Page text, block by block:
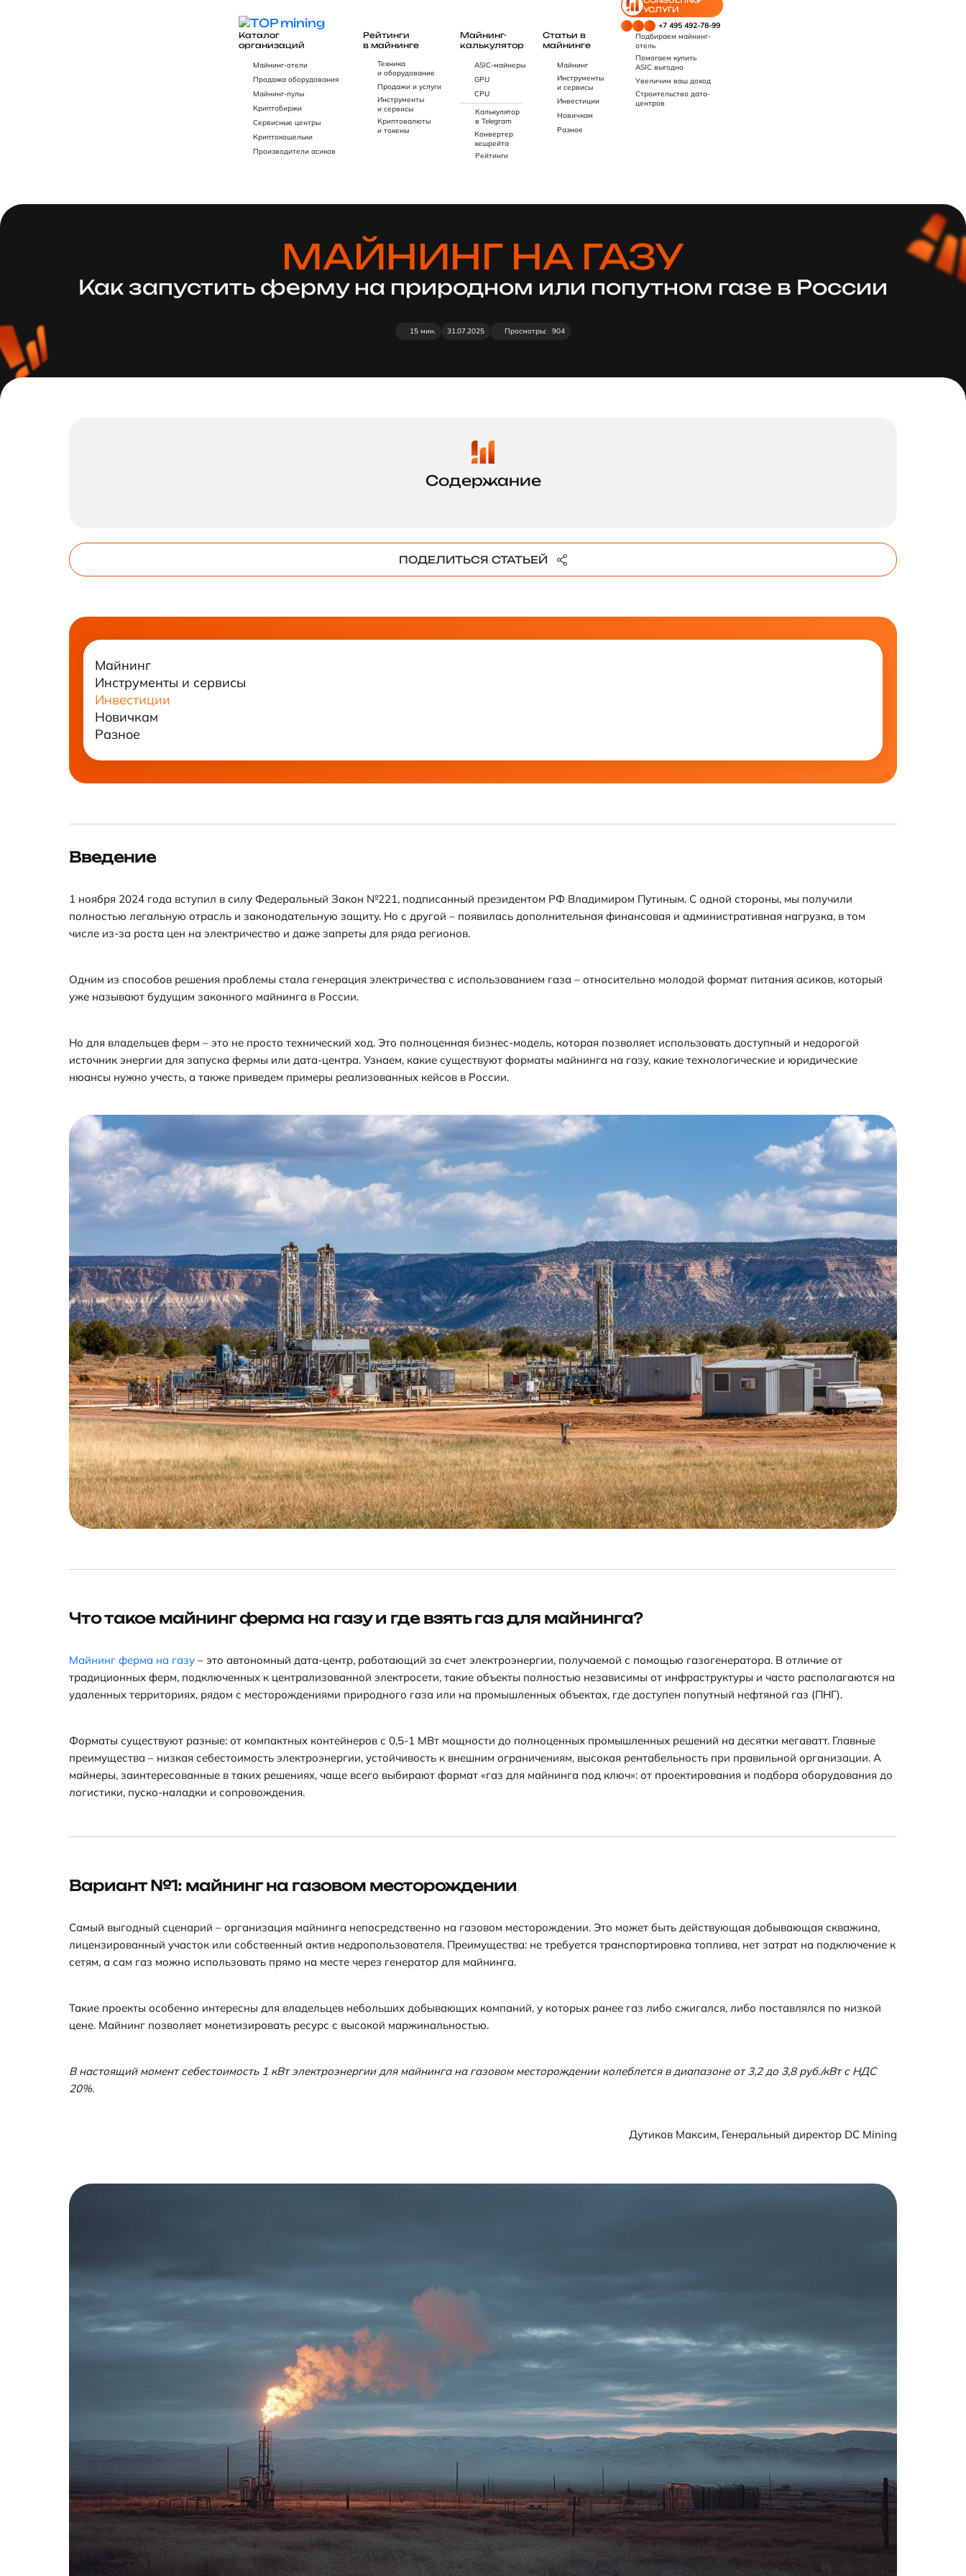
Каталог
организаций
Майнинг-отели
Продажа оборудования
Майнинг-пулы
Криптобиржи
Сервисные центры
Криптокошельки
Производители асиков
Рейтинги
в майнинге
Техника
и оборудование
Продажи и услуги
Инструменты
и сервисы
Криптовалюты
и токены
Майнинг-
калькулятор
ASIC-майнеры
GPU
CPU
Калькулятор
в Telegram
Конвертер
хешрейта
Рейтинги
Статьи в
майнинге
Майнинг
Инструменты
и сервисы
Инвестиции
Новичкам
Разное
УСЛУГИ
Подбираем майнинг-
отель
Помогаем купить
ASIC выгодно
Увеличим ваш доход
Строительство дата-
центров
+7 495 492-78-99
МАЙНИНГ НА ГАЗУ
Как запустить ферму на природном или попутном газе в России
15 мин. 31.07.2025 Просмотры: 904
ПОДЕЛИТЬСЯ СТАТЬЕЙ
Введение
1 ноября 2024 года вступил в силу Федеральный Закон №221, подписанный президентом РФ Владимиром Путиным. С одной стороны, мы получили
полностью легальную отрасль и законодательную защиту. Но с другой – появилась дополнительная финансовая и административная нагрузка, в том
числе из-за роста цен на электричество и даже запреты для ряда регионов.
Одним из способов решения проблемы стала генерация электричества с использованием газа – относительно молодой формат питания асиков, который
уже называют будущим законного майнинга в России.
Но для владельцев ферм – это не просто технический ход. Это полноценная бизнес-модель, которая позволяет использовать доступный и недорогой
источник энергии для запуска фермы или дата-центра. Узнаем, какие существуют форматы майнинга на газу, какие технологические и юридические
нюансы нужно учесть, а также приведем примеры реализованных кейсов в России.
Что такое майнинг ферма на газу и где взять газ для майнинга?
Майнинг ферма на газу – это автономный дата‑центр, работающий за счет электроэнергии, получаемой с помощью газогенератора. В отличие от
традиционных ферм, подключенных к централизованной электросети, такие объекты полностью независимы от инфраструктуры и часто располагаются на
удаленных территориях, рядом с месторождениями природного газа или на промышленных объектах, где доступен попутный нефтяной газ (ПНГ).
Форматы существуют разные: от компактных контейнеров с 0,5-1 МВт мощности до полноценных промышленных решений на десятки мегаватт. Главные
преимущества – низкая себестоимость электроэнергии, устойчивость к внешним ограничениям, высокая рентабельность при правильной организации. А
майнеры, заинтересованные в таких решениях, чаще всего выбирают формат «газ для майнинга под ключ»: от проектирования и подбора оборудования до
логистики, пуско-наладки и сопровождения.
Вариант №1: майнинг на газовом месторождении
Самый выгодный сценарий – организация майнинга непосредственно на газовом месторождении. Это может быть действующая добывающая скважина,
лицензированный участок или собственный актив недропользователя. Преимущества: не требуется транспортировка топлива, нет затрат на подключение к
сетям, а сам газ можно использовать прямо на месте через генератор для майнинга.
Такие проекты особенно интересны для владельцев небольших добывающих компаний, у которых ранее газ либо сжигался, либо поставлялся по низкой
цене. Майнинг позволяет монетизировать ресурс с высокой маржинальностью.
В настоящий момент себестоимость 1 кВт электроэнергии для майнинга на газовом месторождении колеблется в диапазоне от 3,2 до 3,8 руб./кВт с НДС
20%.
Дутиков Максим, Генеральный директор DC Mining
Майнинг
Инструменты и сервисы
Инвестиции
Новичкам
Разное